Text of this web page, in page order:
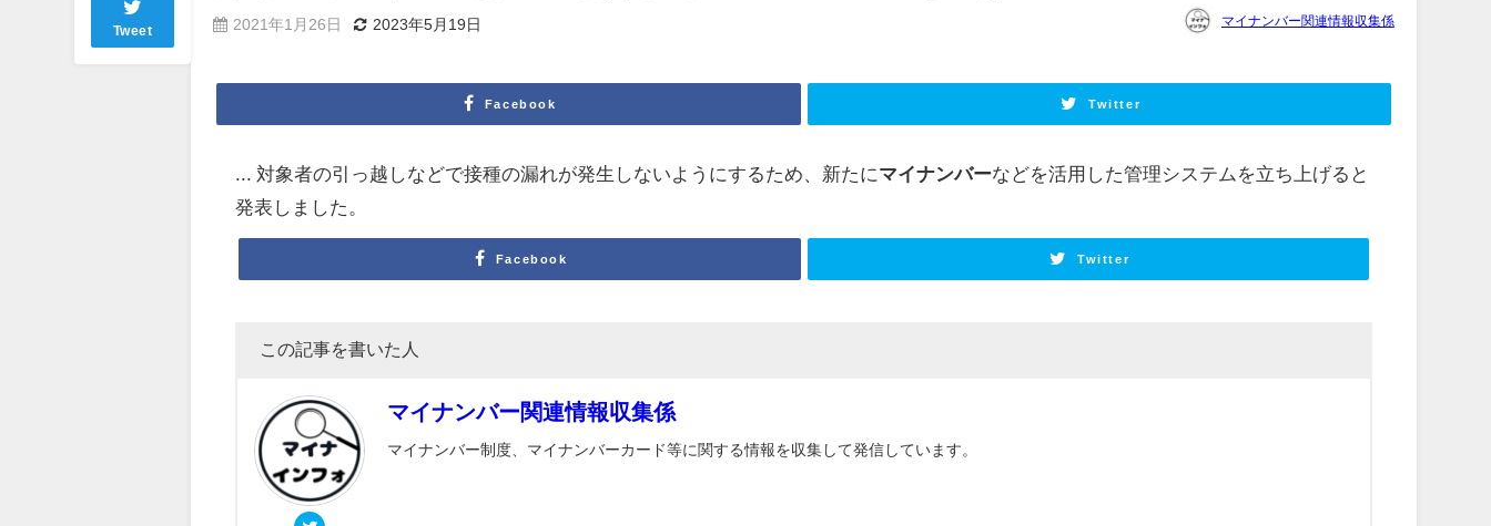
Tweet 2021年1月26日 2023年5月19日 マイナンバー関連情報収集係
Facebook Twitter
... 対象者の引っ越しなどで接種の漏れが発生しないようにするため、新たにマイナンバーなどを活用した管理システムを立ち上げると
発表しました。
Facebook Twitter
この記事を書いた人
マイナンバー関連情報収集係
マイナンバー制度、マイナンバーカード等に関する情報を収集して発信しています。